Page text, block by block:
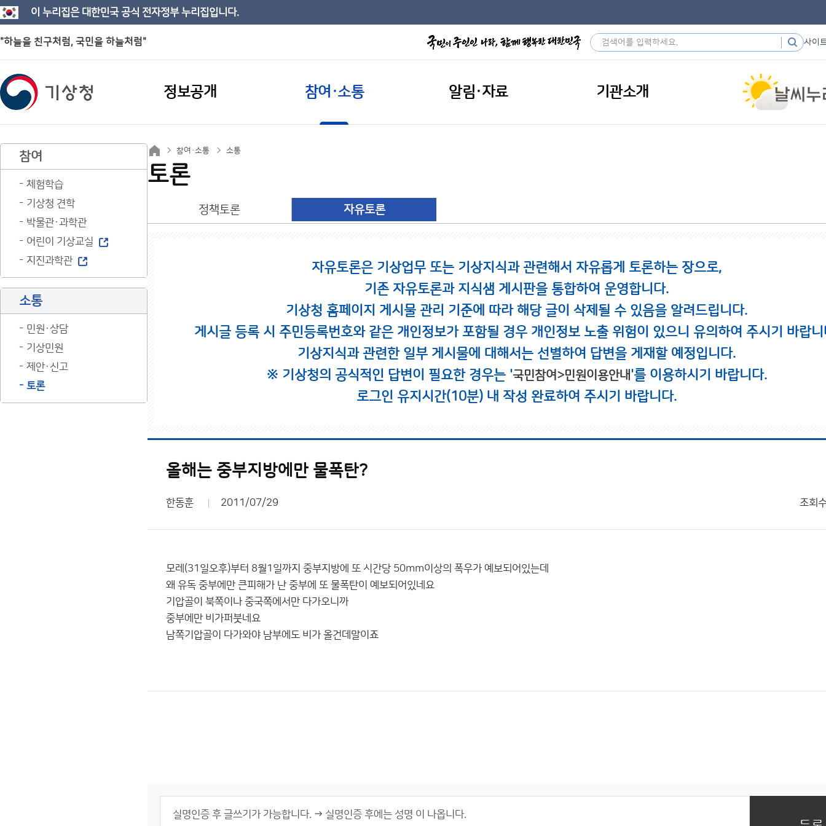
이 누리집은 대한민국 공식 전자정부 누리집입니다.
"하늘을 친구처럼, 국민을 하늘처럼" 사이
정보공개 참여·소통 알림·자료 기관소개
참여
체험학습
기상청 견학
박물관·과학관
어린이 기상교실
지진과학관
소통
민원·상담
기상민원
제안·신고
토론
참여·소통 소통
토론
정책토론 자유토론
자유토론은 기상업무 또는 기상지식과 관련해서 자유롭게 토론하는 장으로,
기존 자유토론과 지식샘 게시판을 통합하여 운영합니다.
기상청 홈페이지 게시물 관리 기준에 따라 해당 글이 삭제될 수 있음을 알려드립니다.
게시글 등록 시 주민등록번호와 같은 개인정보가 포함될 경우 개인정보 노출 위험이 있으니 유의하여 주시기 바랍니
기상지식과 관련한 일부 게시물에 대해서는 선별하여 답변을 게재할 예정입니다.
※ 기상청의 공식적인 답변이 필요한 경우는 '국민참여>민원이용안내'를 이용하시기 바랍니다.
로그인 유지시간(10분) 내 작성 완료하여 주시기 바랍니다.
올해는 중부지방에만 물폭탄?
한동훈 2011/07/29 조회
모레(31일오후)부터 8월1일까지 중부지방에 또 시간당 50mm이상의 폭우가 예보되어있는데
왜 유독 중부에만 큰피해가 난 중부에 또 물폭탄이 예보되어있네요
기압골이 북쪽이나 중국쪽에서만 다가오니까
중부에만 비가퍼붓네요
남쪽기압골이 다가와야 남부에도 비가 올건데말이죠